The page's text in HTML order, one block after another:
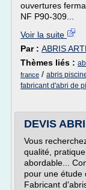
ouvertures
NF P90-309...
Voir la suite
Par : ABRIS
Thèmes liés :
france / abris
fabricant d'abri de
DEVIS
Vous
qualité,
abordable...
pour une étude
Fabricant